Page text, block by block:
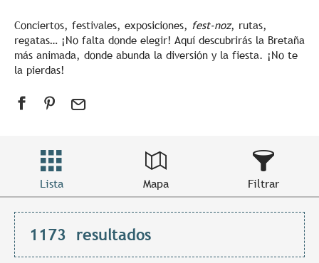
Conciertos, festivales, exposiciones, fest-noz, rutas,
regatas… ¡No falta donde elegir! Aquí descubrirás la Bretaña
más animada, donde abunda la diversión y la fiesta. ¡No te
la pierdas!
Lista Mapa Filtrar
1173 resultados